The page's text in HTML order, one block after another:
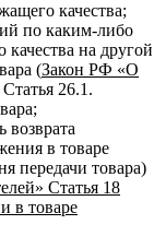
качества;
по каким-либо
качества на другой
(Закон РФ «О
26.1.
возврата
в товаре
передачи товара)
Статья 18
в товаре